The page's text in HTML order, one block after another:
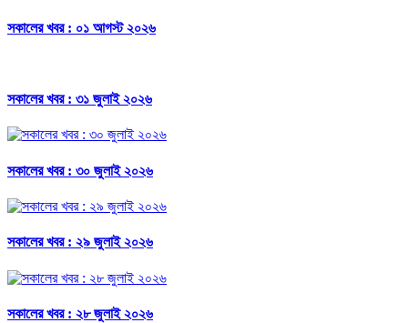
সকালের খবর : ০১ আগস্ট ২০২৬
সকালের খবর : ৩১ জুলাই ২০২৬
সকালের খবর : ৩০ জুলাই ২০২৬
সকালের খবর : ২৯ জুলাই ২০২৬
সকালের খবর : ২৮ জুলাই ২০২৬